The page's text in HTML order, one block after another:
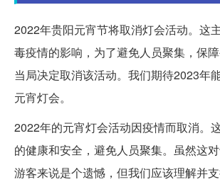
2022年贵阳元宵节将取消灯会活动。这
毒疫情的影响，为了避免人员聚集，保
当局决定取消该活动。我们期待2023年
元宵灯会。
2022年的元宵灯会活动因疫情而取消。
的健康和安全，避免人员聚集。虽然这
游客来说是个遗憾，但我们应该理解并